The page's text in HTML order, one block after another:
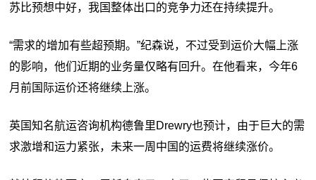
苏比预想中好，我国整体出口的竞争力还在持续提升。
“需求的增加有些超预期。”纪森说，不过受到运价大幅上涨
的影响，他们近期的业务量仅略有回升。在他看来，今年6
月前国际运价还将继续上涨。
英国知名航运咨询机构德鲁里Drewry也预计，由于巨大的需
求激增和运力紧张，未来一周中国的运费将继续涨价。